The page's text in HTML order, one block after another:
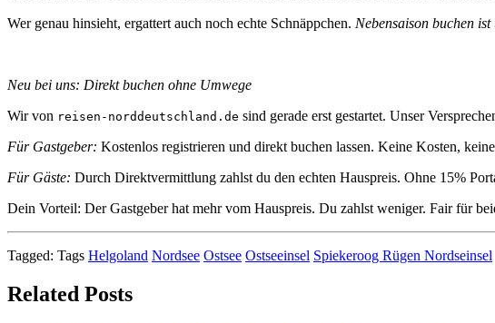
Wer genau hinsieht, ergattert auch noch echte Schnäppchen. Nebensaison buchen
Neu bei uns: Direkt buchen ohne Umwege
Wir von reisen-norddeutschland.de sind gerade erst gestartet. Unser
Für Gastgeber: Kostenlos registrieren und direkt buchen lassen. Keine Kosten,
Für Gäste: Durch Direktvermittlung zahlst du den echten Hauspreis. Ohne 15%
Dein Vorteil: Der Gastgeber hat mehr vom Hauspreis. Du zahlst weniger. Fair für
Tagged: Tags Helgoland Nordsee Ostsee Ostseeinsel Spiekeroog Rügen Nordseinsel
Related Posts